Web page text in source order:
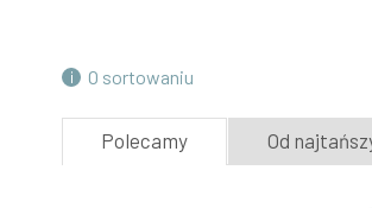
7.
kalhoty KINETIC
USA 2024 (šedá/
O sortowaniu
Polecamy Od